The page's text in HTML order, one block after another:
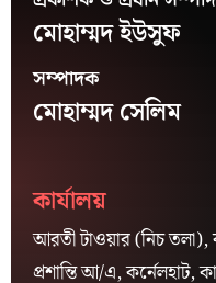
মোহাম্মদ ইউসুফ
সম্পাদক
মোহাম্মদ সেলিম
কার্যালয়
আরতী টাওয়ার (নিচ
প্রশান্তি আ/এ, কর্নেলহাট,